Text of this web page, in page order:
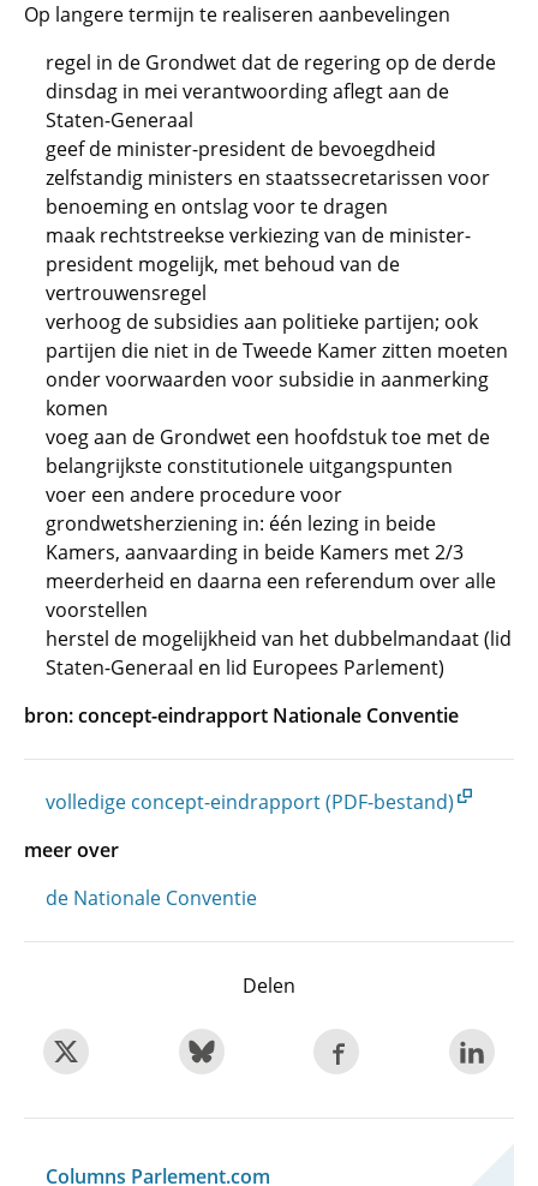
Op langere termijn te realiseren aanbevelingen
regel in de Grondwet dat de regering op de derde
dinsdag in mei verantwoording aflegt aan de
Staten-Generaal
geef de minister-president de bevoegdheid
zelfstandig ministers en staatssecretarissen voor
benoeming en ontslag voor te dragen
maak rechtstreekse verkiezing van de minister-
president mogelijk, met behoud van de
vertrouwensregel
verhoog de subsidies aan politieke partijen; ook
partijen die niet in de Tweede Kamer zitten moeten
onder voorwaarden voor subsidie in aanmerking
komen
voeg aan de Grondwet een hoofdstuk toe met de
belangrijkste constitutionele uitgangspunten
voer een andere procedure voor
grondwetsherziening in: één lezing in beide
Kamers, aanvaarding in beide Kamers met 2/3
meerderheid en daarna een referendum over alle
voorstellen
herstel de mogelijkheid van het dubbelmandaat (lid
Staten-Generaal en lid Europees Parlement)
bron: concept-eindrapport Nationale Conventie
volledige concept-eindrapport (PDF-bestand)
meer over
de Nationale Conventie
Delen
Columns Parlement.com